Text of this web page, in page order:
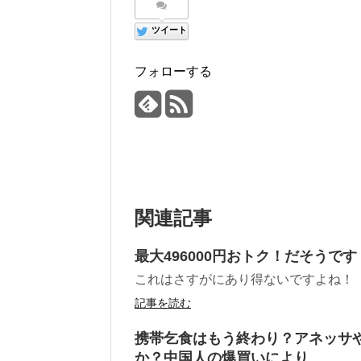
ツイート
フォローする
関連記事
最大496000円おトク！だそうです
これはさすがにあり得ないですよね！
記事を読む
携帯乞食はもう終わり？アネッサ